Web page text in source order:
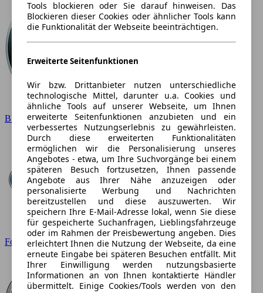
BMW
Ford
Tools blockieren oder Sie darauf hinweisen. Das
Blockieren dieser Cookies oder ähnlicher Tools kann
die Funktionalität der Webseite beeinträchtigen.
Erweiterte Seitenfunktionen
Wir bzw. Drittanbieter nutzen unterschiedliche
technologische Mittel, darunter u.a. Cookies und
ähnliche Tools auf unserer Webseite, um Ihnen
erweiterte Seitenfunktionen anzubieten und ein
verbessertes Nutzungserlebnis zu gewährleisten.
Durch diese erweiterten Funktionalitäten
ermöglichen wir die Personalisierung unseres
Angebotes - etwa, um Ihre Suchvorgänge bei einem
späteren Besuch fortzusetzen, Ihnen passende
Angebote aus Ihrer Nähe anzuzeigen oder
personalisierte Werbung und Nachrichten
bereitzustellen und diese auszuwerten. Wir
speichern Ihre E-Mail-Adresse lokal, wenn Sie diese
für gespeicherte Suchanfragen, Lieblingsfahrzeuge
oder im Rahmen der Preisbewertung angeben. Dies
erleichtert Ihnen die Nutzung der Webseite, da eine
erneute Eingabe bei späteren Besuchen entfällt. Mit
Ihrer Einwilligung werden nutzungsbasierte
Informationen an von Ihnen kontaktierte Händler
übermittelt. Einige Cookies/Tools werden von den